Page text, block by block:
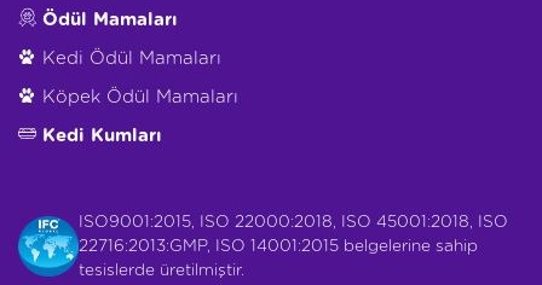
Ödül Mamaları
Kedi Ödül Mamaları
Köpek Ödül Mamaları
Kedi Kumları
ISO9001:2015, ISO 22000:2018, ISO 45001:2018, ISO
22716:2013:GMP, ISO 14001:2015 belgelerine sahip
tesislerde üretilmiştir.